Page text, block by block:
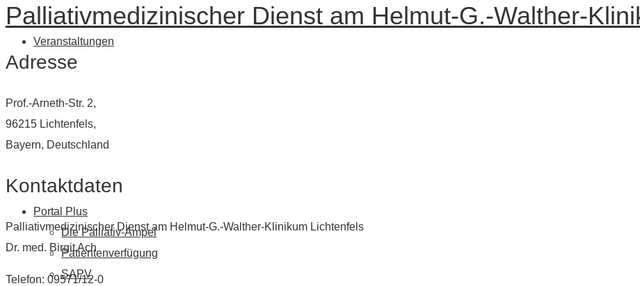
Veranstaltungen
Portal Plus
Die Palliativ-Ampel
Patientenverfügung
SAPV
Palliativmedizinischer Dienst am Helmut-G.-Walther-
Adresse
Prof.-Arneth-Str. 2,
96215 Lichtenfels,
Bayern, Deutschland
Kontaktdaten
Palliativmedizinischer Dienst am Helmut-G.-Walther-Klinikum Lichtenfels
Dr. med. Birgit Ach
Telefon: 09571/12-0